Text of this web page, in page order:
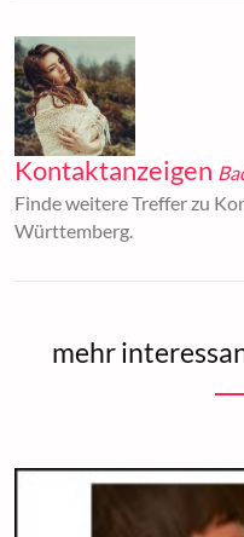
Kontaktanzeigen
Finde weitere Treffer zu
Württemberg.
mehr